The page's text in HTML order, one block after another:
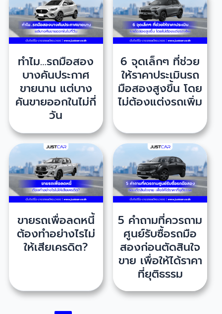
ทำไม…รถมือสอง
บางคันประกาศ
ขายนาน แต่บาง
คันขายออกในไม่กี่
วัน
6 จุดเล็กๆ ที่ช่วย
ให้ราคาประเมินรถ
มือสองสูงขึ้น โดย
ไม่ต้องแต่งรถเพิ่ม
ขายรถเพื่อลดหนี้
ต้องทำอย่างไรไม่
ให้เสียเครดิต?
5 คำถามที่ควรถาม
ศูนย์รับซื้อรถมือ
สองก่อนตัดสินใจ
ขาย เพื่อให้ได้ราคา
ที่ยุติธรรม